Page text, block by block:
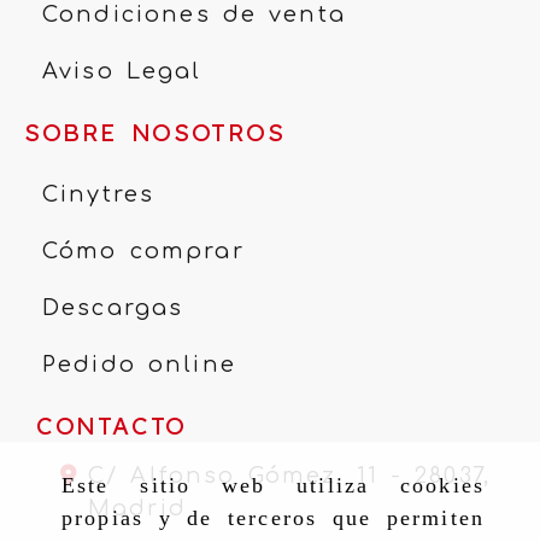
Este sitio web utiliza cookies
propias y de terceros que permiten
Condiciones de venta
Aviso Legal
SOBRE NOSOTROS
Cinytres
Cómo comprar
Descargas
Pedido online
CONTACTO
C/ Alfonso Gómez, 11 - 28037,
Madrid